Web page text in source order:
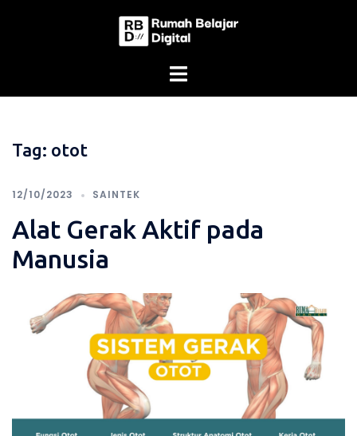
Tag: otot
12/10/2023 SAINTEK
Alat Gerak Aktif pada
Manusia